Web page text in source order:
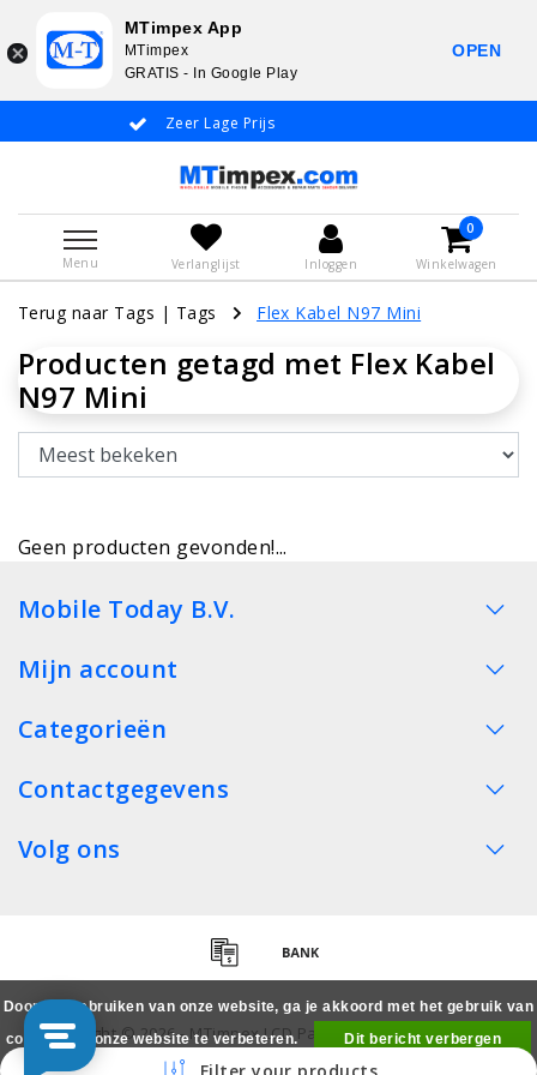
Zeer Lage Prijs
Menu Verlanglijst Inloggen
0
Winkelwagen
Terug naar Tags | Tags Flex Kabel N97 Mini
Producten getagd met Flex Kabel
N97 Mini
Geen producten gevonden!...
Mobile Today B.V.
Mijn account
Categorieën
Contactgegevens
Volg ons
Copyright © 2026 - MTimpex LCD Parts Cases Groothandel
Smartphone - All rights reserved
Door het gebruiken van onze website, ga je akkoord met het gebruik van
cookies om onze website te verbeteren.
Dit bericht verbergen
Meer over cookies »
MTimpex App
MTimpex
GRATIS - In Google Play
OPEN